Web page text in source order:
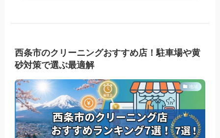
西条市のクリーニングおすすめ店！駐車場や黄
砂対策で選ぶ最適解
地域